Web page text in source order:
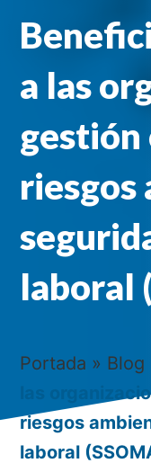
a las
gestión
riesgos
laboral
Portada » Blog
las
riesgos
laboral